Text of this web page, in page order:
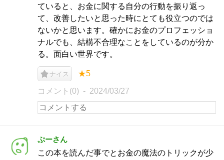
ていると、お金に関する自分の行動を振り返っ
て、改善したいと思った時にとても役立つのでは
ないかと思います。確かにお金のプロフェッショ
ナルでも、結構不合理なことをしているのが分か
る。面白い世界です。
ナイス ★5
コメント(0) 2024/03/27
ぷーさん
この本を読んだ事でとお金の魔法のトリックが少